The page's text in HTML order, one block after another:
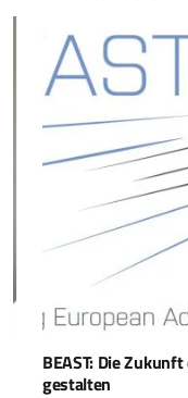
BEAST: Die
gestalten